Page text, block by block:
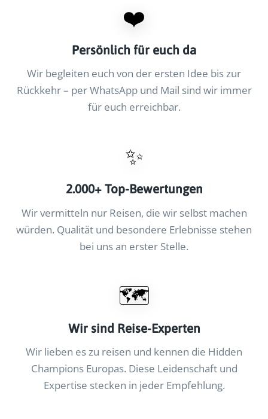
❤️
Persönlich für euch da
Wir begleiten euch von der ersten Idee bis zur
Rückkehr – per WhatsApp und Mail sind wir immer
für euch erreichbar.
✨
2.000+ Top-Bewertungen
Wir vermitteln nur Reisen, die wir selbst machen
würden. Qualität und besondere Erlebnisse stehen
bei uns an erster Stelle.
🗺️
Wir sind Reise-Experten
Wir lieben es zu reisen und kennen die Hidden
Champions Europas. Diese Leidenschaft und
Expertise stecken in jeder Empfehlung.